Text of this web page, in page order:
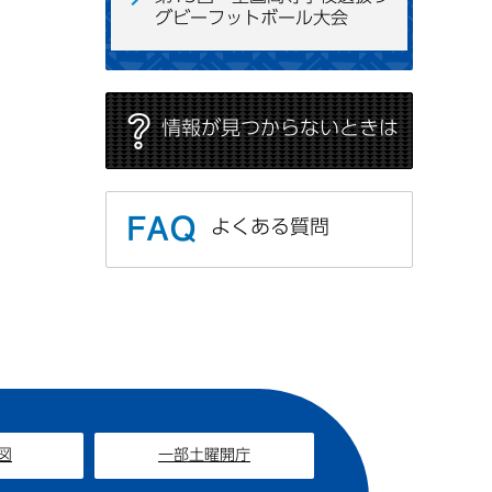
グビーフットボール大会
情報が見つからないときは
よくある質問
一部土曜開庁